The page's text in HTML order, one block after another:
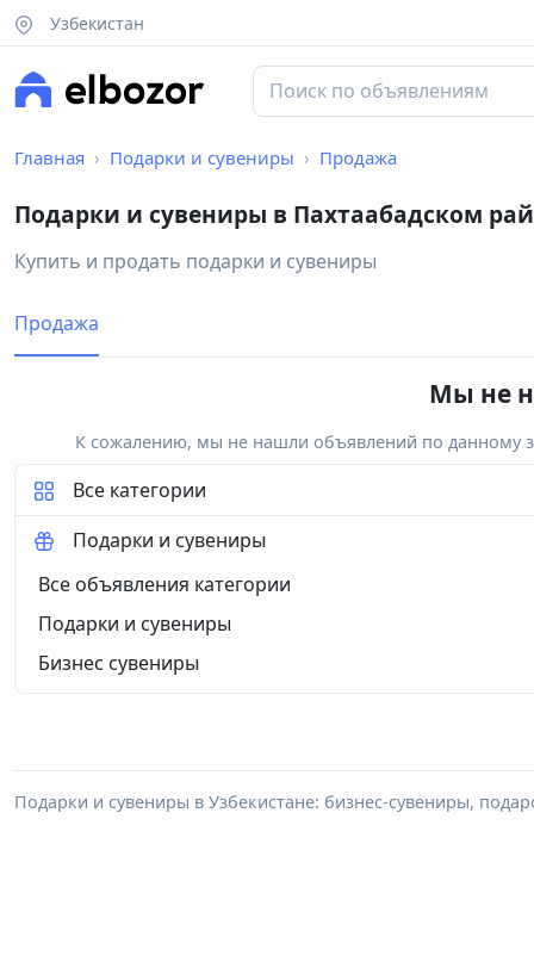
Узбекистан
Главная Подарки и сувениры Продажа
Подарки и сувениры в Пахтаабадском
Купить и продать подарки и сувениры
Продажа
Мы не
К сожалению, мы не нашли объявлений по данному
Все категории
Подарки и сувениры
Все объявления категории
Подарки и сувениры
Бизнес сувениры
Подарки и сувениры в Узбекистане: бизнес-сувениры,